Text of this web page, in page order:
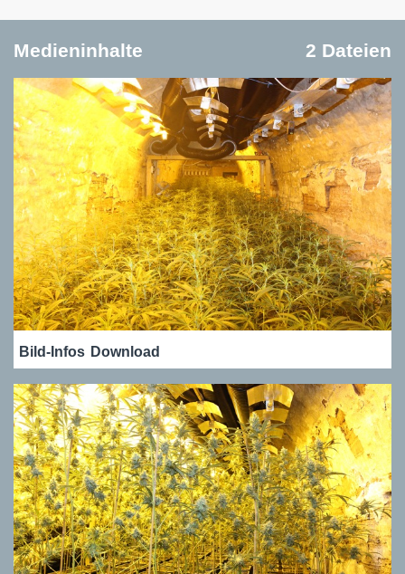
Medieninhalte 2 Dateien
Bild-Infos Download